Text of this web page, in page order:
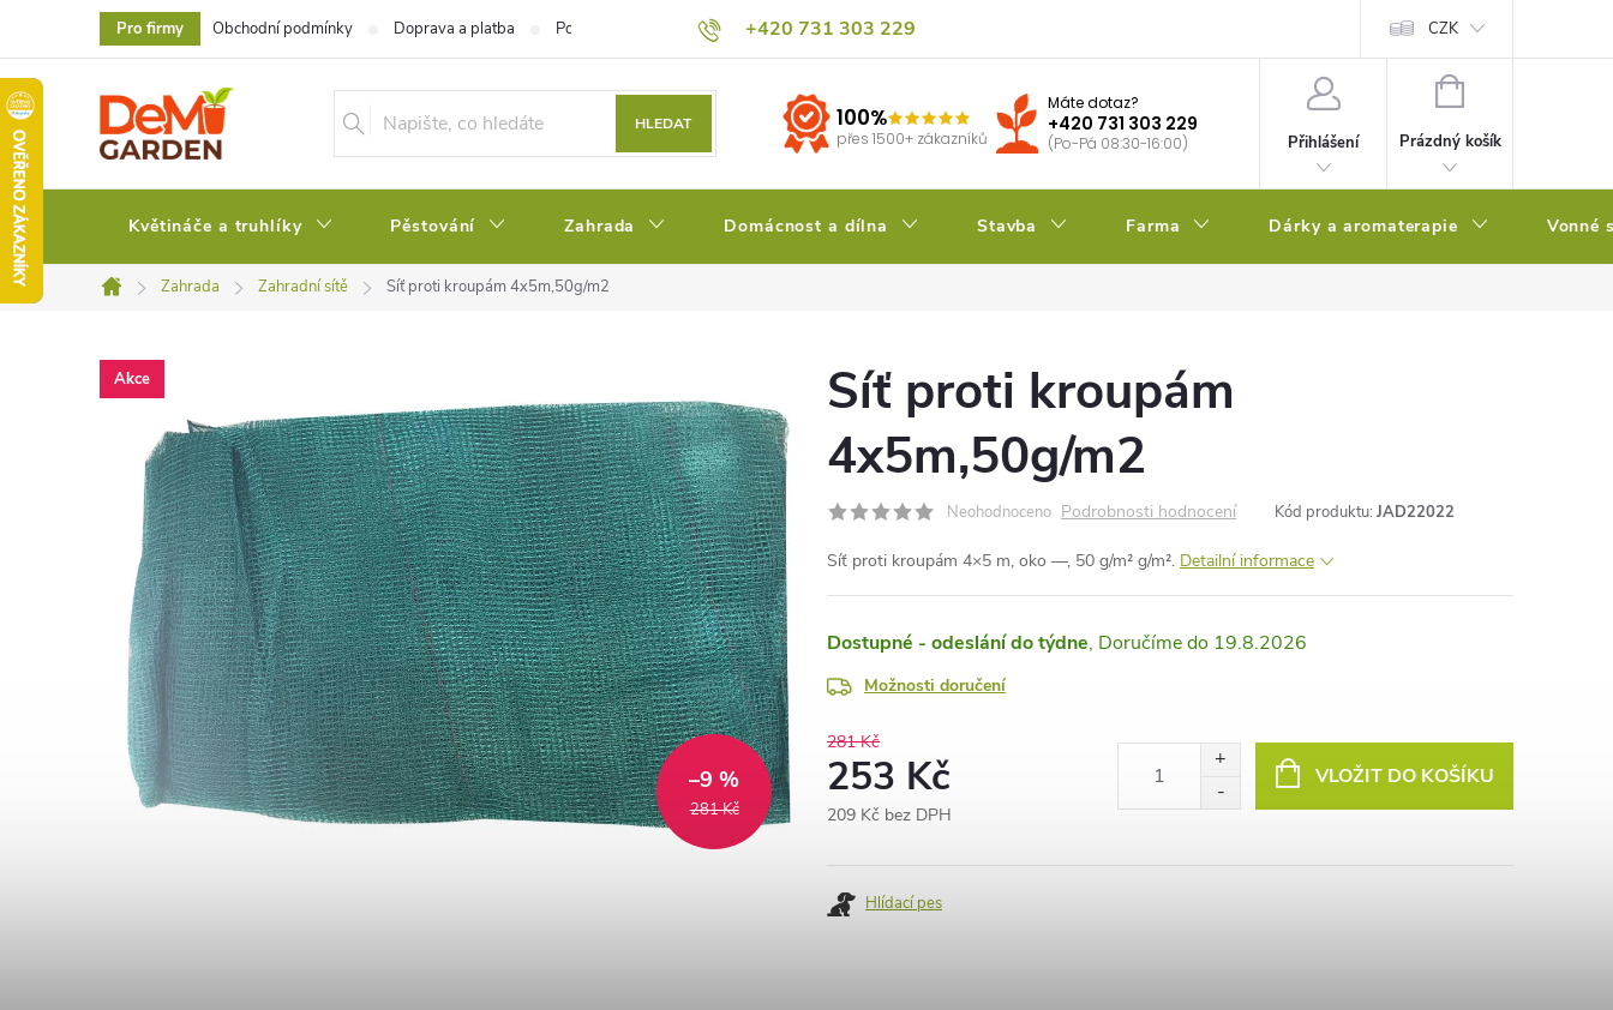
obsah
+420 731 303 229
Pro firmy Obchodní podmínky Doprava a platba Podmínky ochrany osobních údajů Pěstitelský blog CZK
HLEDAT 100%
přes 1500+ zákazníků
Máte dotaz?
+420 731 303 229
(Po-Pá 08:30-16:00) Přihlášení
NÁKUPNÍ
Prázdný košík
Květináče a truhlíky Pěstování Zahrada Domácnost a dílna Stavba Farma Dárky a aromaterapie Vonné
Domů
Zahrada Zahradní sítě Síť proti kroupám 4x5m,50g/m2
Akce
281 Kč
–9 %
Síť proti kroupám
4x5m,50g/m2
Neohodnoceno Podrobnosti hodnocení Kód produktu: JAD22022
Síť proti kroupám 4×5 m, oko —, 50 g/m² g/m². Detailní informace
Dostupné - odeslání do týdne 19.8.2026
Možnosti doručení
281 Kč
253 Kč
209 Kč bez DPH
cena:
VLOŽIT DO KOŠÍKU
Hlídací pes